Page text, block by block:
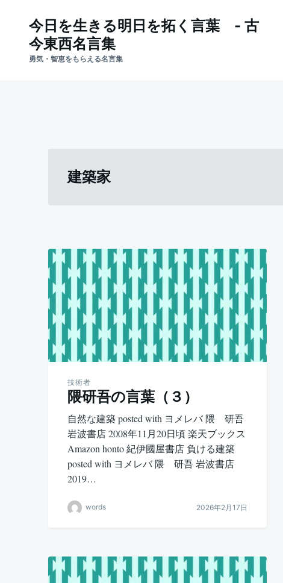
content
for:
今日を生きる明日を拓く言葉 - 古
今東西名言集
勇気・智恵をもらえる名言集
建築家
技術者
隈研吾の言葉（３）
自然な建築 posted with ヨメレバ 隈 研吾
岩波書店 2008年11月20日頃 楽天ブックス
Amazon honto 紀伊國屋書店 負ける建築
posted with ヨメレバ 隈 研吾 岩波書店
2019…
words 2026年2月17日